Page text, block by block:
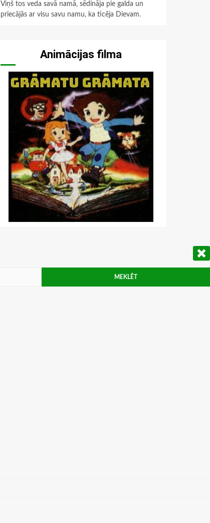
Viņš tos veda savā namā, sēdināja pie galda un
priecājās ar visu savu namu, ka ticēja Dievam.
Animācijas filma